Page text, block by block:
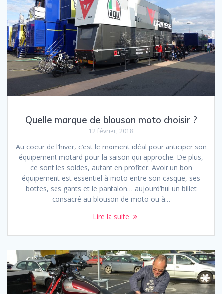
Quelle marque de blouson moto choisir ?
12 février, 2018
Au coeur de l’hiver, c’est le moment idéal pour anticiper son
équipement motard pour la saison qui approche. De plus,
ce sont les soldes, autant en profiter. Avoir un bon
équipement est essentiel à moto entre son casque, ses
bottes, ses gants et le pantalon… aujourd’hui un billet
consacré au blouson de moto ou à…
Lire la suite